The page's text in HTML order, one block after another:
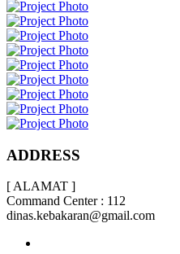
ADDRESS
[ ALAMAT ]
Command Center : 112
dinas.kebakaran@gmail.com